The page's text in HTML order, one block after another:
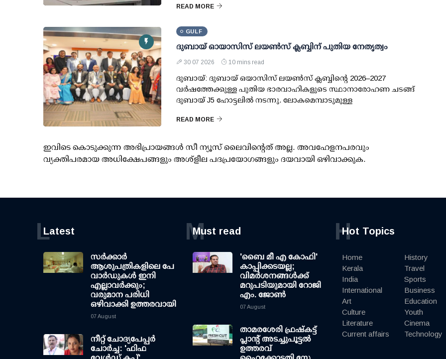
READ MORE
GULF
ദുബായ് ഓയാസിസ് ലയൺസ് ക്ലബ്ബിന് പുതിയ നേതൃത്വം
30 07 2026 10 mins read
ദുബായ്: ദുബായ് ഒയാസിസ് ലയൺസ് ക്ലബ്ബിന്റെ 2026–2027
വർഷത്തേക്കുള്ള പുതിയ ഭാരവാഹികളുടെ സ്ഥാനാരോഹണ ചടങ്ങ്
ദുബായ് J5 ഹോട്ടലിൽ നടന്നു. ലോകമെമ്പാടുമുള്ള
READ MORE
ഇവിടെ കൊടുക്കുന്ന അഭിപ്രായങ്ങള്‍ സീ ന്യൂസ് ലൈവിന്റെത് അല്ല. അവഹേളനപരവും
വ്യക്തിപരമായ അധിക്ഷേപങ്ങളും അശ്‌ളീല പദപ്രയോഗങ്ങളും ദയവായി ഒഴിവാക്കുക.
Latest
L
സര്‍ക്കാര്‍
ആശുപത്രികളിലെ പേ
വാര്‍ഡുകള്‍ ഇനി
എല്ലാവര്‍ക്കും;
വരുമാന പരിധി
ഒഴിവാക്കി ഉത്തരവായി
07 August
നീറ്റ് ചോദ്യപേപ്പര്‍
ചോര്‍ച്ച: 'ഫിഫ
Must read
M
'ബൈ മീ എ കോഫി'
കാപ്പിക്കടയല്ല;
വിമര്‍ശനങ്ങള്‍ക്ക്
മറുപടിയുമായി റോജി
എം. ജോണ്‍
07 August
താമരശേരി ഫ്രഷ്കട്ട്
പ്ലാന്റ് അടച്ചുപൂട്ടൽ
ഉത്തരവ്
Hot Topics
H
Home
Kerala
India
International
Art
Culture
Literature
Current affairs
History
Travel
Sports
Business
Education
Youth
Cinema
Technology